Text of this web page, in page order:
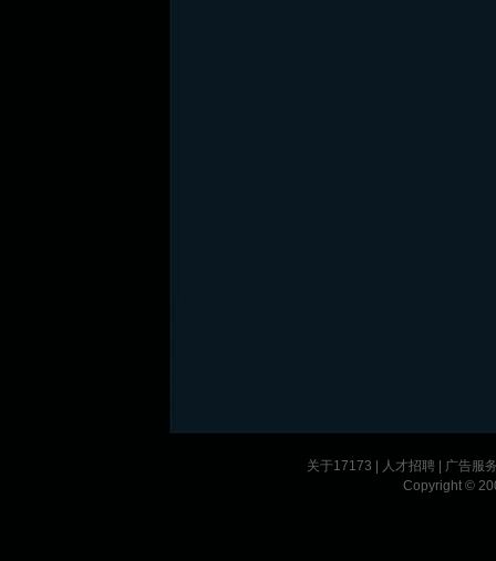
关于17173 人才招聘
广告服
Copyright ©